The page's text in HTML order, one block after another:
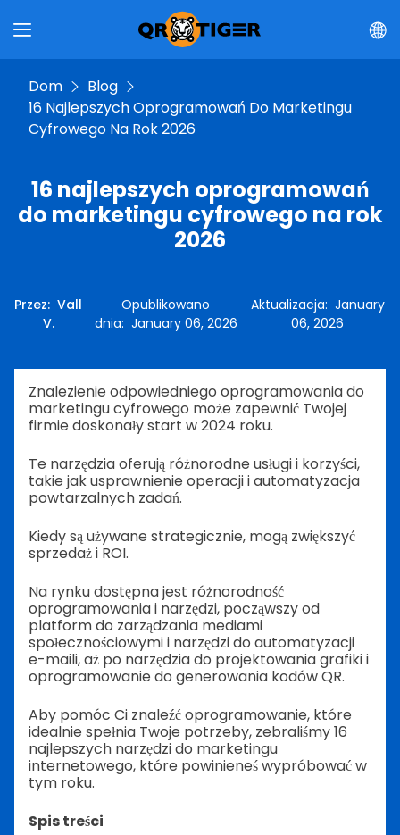
Dom
Blog
16 Najlepszych Oprogramowań Do Marketingu
Cyfrowego Na Rok 2026
16 najlepszych oprogramowań
do marketingu cyfrowego na rok
2026
Przez: Vall
V.
Opublikowano
dnia: January 06, 2026
Aktualizacja: January
06, 2026
Znalezienie odpowiedniego oprogramowania do
marketingu cyfrowego może zapewnić Twojej
firmie doskonały start w 2024 roku.
Te narzędzia oferują różnorodne usługi i korzyści,
takie jak usprawnienie operacji i automatyzacja
powtarzalnych zadań.
Kiedy są używane strategicznie, mogą zwiększyć
sprzedaż i ROI.
Na rynku dostępna jest różnorodność
oprogramowania i narzędzi, począwszy od
platform do zarządzania mediami
społecznościowymi i narzędzi do automatyzacji
e-maili, aż po narzędzia do projektowania grafiki i
oprogramowanie do generowania kodów QR.
Aby pomóc Ci znaleźć oprogramowanie, które
idealnie spełnia Twoje potrzeby, zebraliśmy 16
najlepszych narzędzi do marketingu
internetowego, które powinieneś wypróbować w
tym roku.
Spis treści